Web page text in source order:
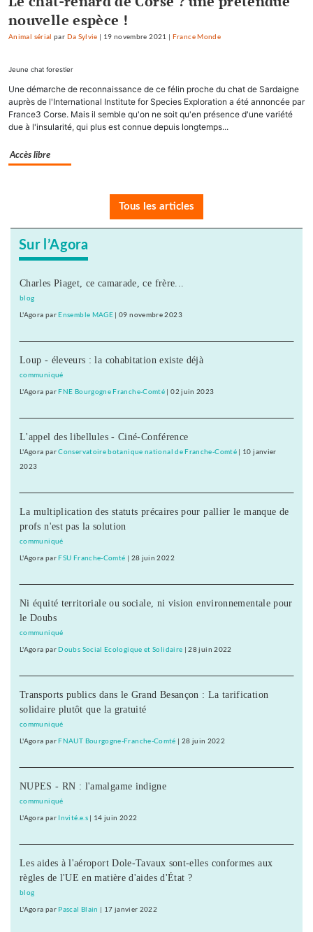
nouvelle espèce !
Animal sérial par Da Sylvie | 19 novembre 2021 | France Monde
Jeune chat forestier
Une démarche de reconnaissance de ce félin proche du chat de Sardaigne
auprès de l'International Institute for Species Exploration a été annoncée par
France3 Corse. Mais il semble qu'on ne soit qu'en présence d'une variété
due à l'insularité, qui plus est connue depuis longtemps...
Accès libre
Tous les articles
Sur l’Agora
Charles Piaget, ce camarade, ce frère...
blog
L'Agora parEnsemble MAGE |09 novembre 2023
Loup - éleveurs : la cohabitation existe déjà
communiqué
L'Agora parFNE Bourgogne Franche-Comté |02 juin 2023
L'appel des libellules - Ciné-Conférence
L'Agora parConservatoire botanique national de Franche-Comté| 10 janvier
2023
La multiplication des statuts précaires pour pallier le manque de
profs n'est pas la solution
communiqué
L'Agora parFSU Franche-Comté | 28 juin 2022
Ni équité territoriale ou sociale, ni vision environnementale pour
le Doubs
communiqué
L'Agora parDoubs Social Ecologique et Solidaire |28 juin 2022
Transports publics dans le Grand Besançon : La tarification
solidaire plutôt que la gratuité
communiqué
L'Agora parFNAUT Bourgogne-Franche-Comté | 28 juin 2022
NUPES - RN : l'amalgame indigne
communiqué
L'Agora par Invité.e.s| 14 juin 2022
Les aides à l'aéroport Dole-Tavaux sont-elles conformes aux
règles de l'UE en matière d'aides d'État ?
blog
L'Agora par Pascal Blain | 17 janvier 2022